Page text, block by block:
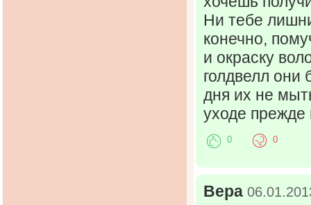
Ни тебе
конечно,
и окраску
голдвелл они
дня их не
уходе прежде
0 0
Вера